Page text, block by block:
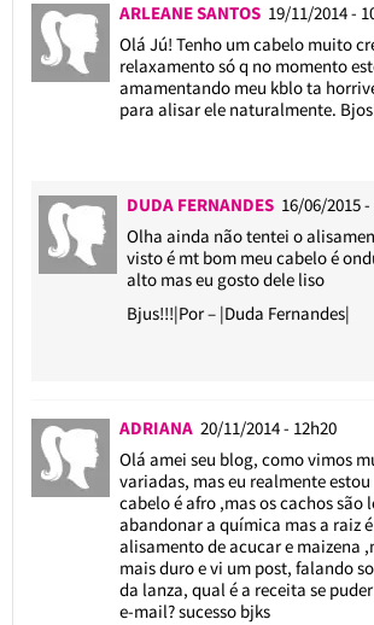
ARLEANE SANTOS 19/11/2014 -
Olá Jú! Tenho um cabelo muito
relaxamento só q no momento
amamentando meu kblo ta
para alisar ele naturalmente.
DUDA FERNANDES 16/06/2015
Olha ainda não tentei o
visto é mt bom meu cabelo é
alto mas eu gosto dele liso
Bjus!!!|Por – |Duda Fernandes|
ADRIANA 20/11/2014 - 12h20
Olá amei seu blog, como vimos
variadas, mas eu realmente
cabelo é afro ,mas os cachos são
abandonar a química mas a raiz
alisamento de acucar e maizena
mais duro e vi um post, falando
da lanza, qual é a receita se
e-mail? sucesso bjks